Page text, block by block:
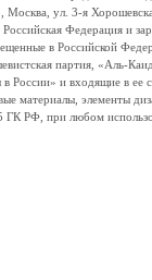
Москва, ул. 3-я
Федерация и
в Российской
партия, «Аль-
России» и входящие в ее
материалы, элементы
ГК РФ, при любом